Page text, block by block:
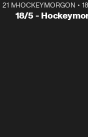
21 MAJHOCKEYMORGON •
18/5 -